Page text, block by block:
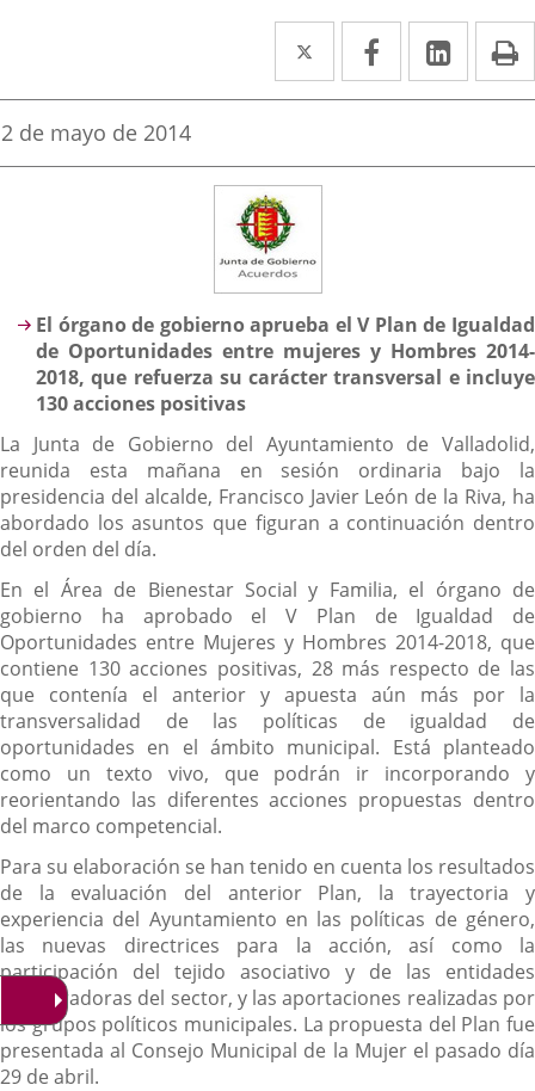
Twitter
Enlace
a
aplicación
Facebook
Enlace
a
aplicación
Enlace
a
Fecha
la
2 de mayo de 2014
Descripción
El órgano de gobierno aprueba el V Plan de Igualdad
de Oportunidades entre mujeres y Hombres 2014-
2018, que refuerza su carácter transversal e incluye
130 acciones positivas
La Junta de Gobierno del Ayuntamiento de Valladolid,
reunida esta mañana en sesión ordinaria bajo la
presidencia del alcalde, Francisco Javier León de la Riva, ha
abordado los asuntos que figuran a continuación dentro
del orden del día.
En el Área de Bienestar Social y Familia, el órgano de
gobierno ha aprobado el V Plan de Igualdad de
Oportunidades entre Mujeres y Hombres 2014-2018, que
contiene 130 acciones positivas, 28 más respecto de las
que contenía el anterior y apuesta aún más por la
transversalidad de las políticas de igualdad de
oportunidades en el ámbito municipal. Está planteado
como un texto vivo, que podrán ir incorporando y
reorientando las diferentes acciones propuestas dentro
del marco competencial.
Para su elaboración se han tenido en cuenta los resultados
de la evaluación del anterior Plan, la trayectoria y
experiencia del Ayuntamiento en las políticas de género,
las nuevas directrices para la acción, así como la
participación del tejido asociativo y de las entidades
colaboradoras del sector, y las aportaciones realizadas por
los grupos políticos municipales. La propuesta del Plan fue
presentada al Consejo Municipal de la Mujer el pasado día
29 de abril.